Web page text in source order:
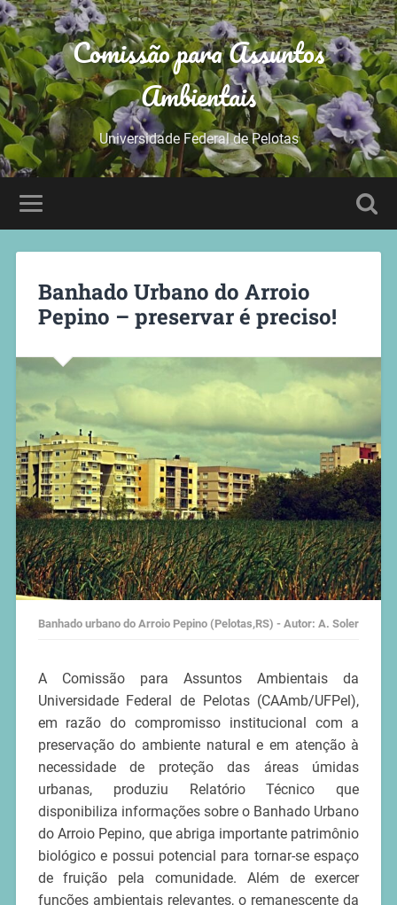
Comissão para Assuntos
Ambientais
Universidade Federal de Pelotas
Banhado Urbano do Arroio
Pepino – preservar é preciso!
Banhado urbano do Arroio Pepino (Pelotas,RS) - Autor: A. Soler
A Comissão para Assuntos Ambientais da
Universidade Federal de Pelotas (CAAmb/UFPel),
em razão do compromisso institucional com a
preservação do ambiente natural e em atenção à
necessidade de proteção das áreas úmidas
urbanas, produziu Relatório Técnico que
disponibiliza informações sobre o Banhado Urbano
do Arroio Pepino, que abriga importante patrimônio
biológico e possui potencial para tornar-se espaço
de fruição pela comunidade. Além de exercer
funções ambientais relevantes, o remanescente da